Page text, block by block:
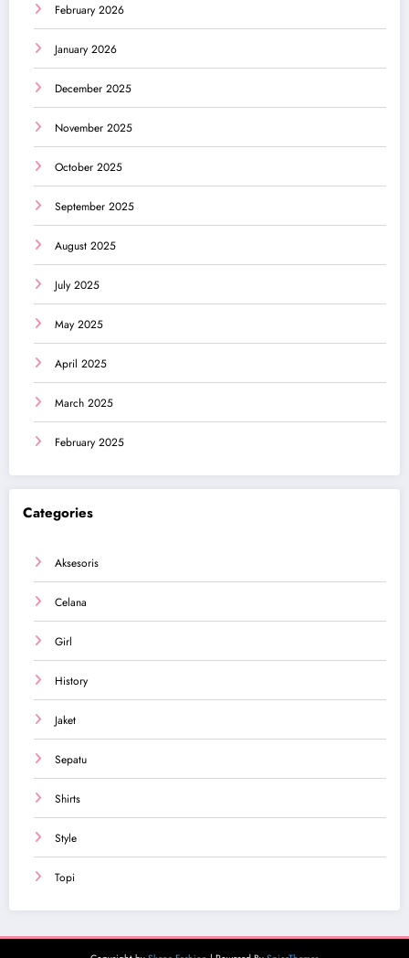
February 2026
January 2026
December 2025
November 2025
October 2025
September 2025
August 2025
July 2025
May 2025
April 2025
March 2025
February 2025
Categories
Aksesoris
Celana
Girl
History
Jaket
Sepatu
Shirts
Style
Topi